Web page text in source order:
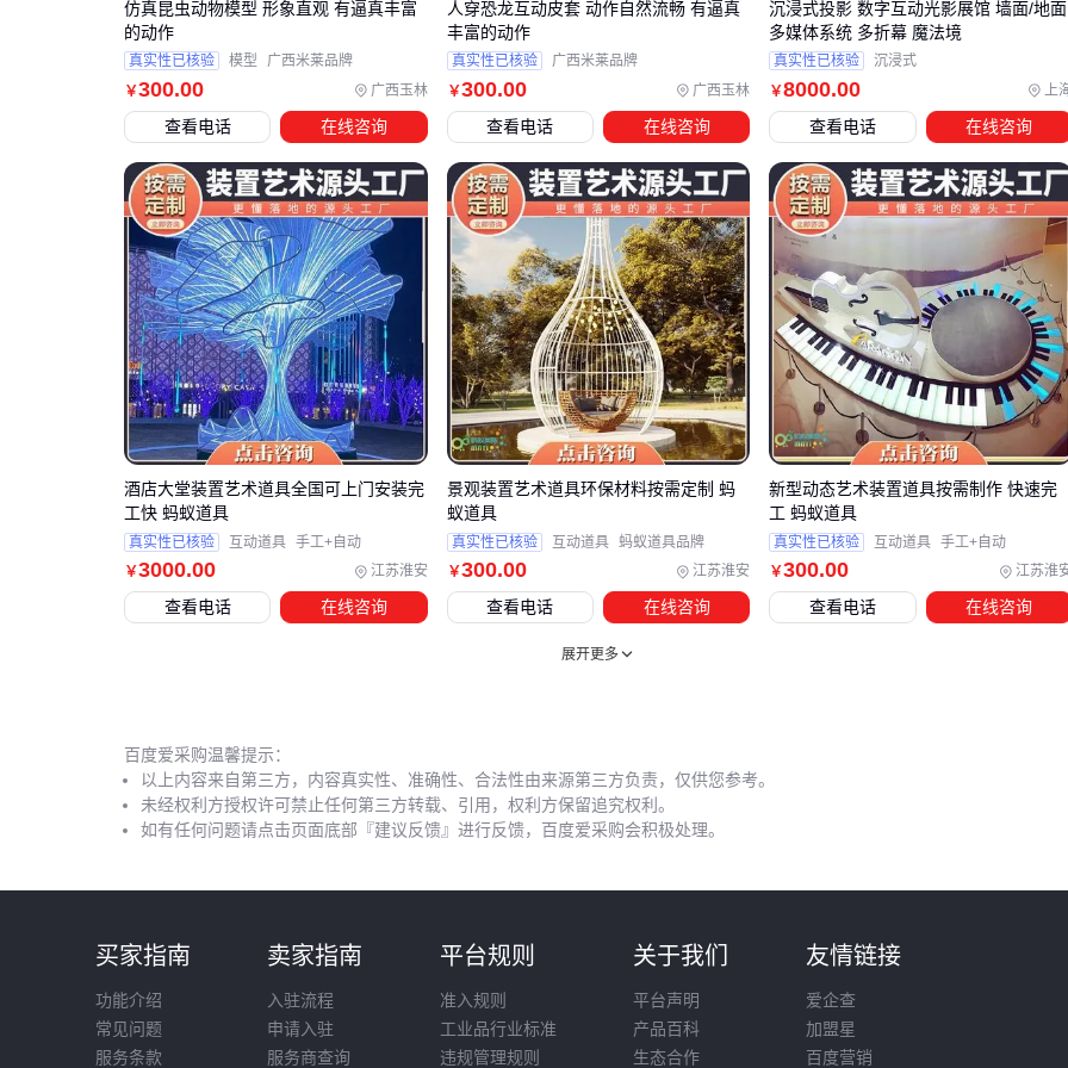
四、航天楼梯道具的灯光与安全配件如何提升场景适配
性？
用往往难以达到理想效果。常见问题是安装后发现灯光氛围不
足或安全防护缺失，导致场景真实感打折扣。
配套设备主要解决两类需求：一是通过航天主题灯光系统
增
强视觉冲击力，二是用防滑垫、扶手等配件确保使用安全。
灯光系统的选择需考虑场景规模和环境光线：
小型室内场景适合集成 楼梯踏步灯
和星空投影灯，避免过
度照明破坏氛围
大型主题公园需搭配轨道灯光系统，通过动态效果模拟太空
舱环境
户外使用应选择防水性能好的户外楼梯亮化 设备
安全配件往往容易被忽视，却是长期使用的关键。
橡胶楼梯防
能适应不同气候条件，而L型台阶防滑条
更适合固
安装场景。不锈钢楼梯扶手配件
不仅提供支撑，其金属质感
也能强化航天主题的工业美学。
五、为什么同样的航天楼梯道具使用寿命差异明显？
运输和存储时的常见失误：
拆卸后未用楼梯防尘罩
包裹，导致积尘影响二次使用效果
搬运时未使用道具运输推车
，造成结构变形
￥300.00 广西玉林
仿真昆虫动物模型 形象直观 有逼真丰富
的动作
真实性已核验 模型 广西米莱品牌
查看电话 在线咨询
￥300.00 广西玉林
人穿恐龙互动皮套 动作自然流畅 有逼真
丰富的动作
真实性已核验 广西米莱品牌
查看电话 在线咨询
￥8000.00 上
沉浸式投影 数字互动光影展馆 墙面/地面
多媒体系统 多折幕 魔法境
真实性已核验 沉浸式
查看电话 在线咨询
￥3000.00 江苏淮安
酒店大堂装置艺术道具全国可上门安装完
工快 蚂蚁道具
真实性已核验 互动道具 手工+自动
查看电话 在线咨询
￥300.00 江苏淮安
景观装置艺术道具环保材料按需定制 蚂
蚁道具
真实性已核验 互动道具 蚂蚁道具品牌
查看电话 在线咨询
￥300.00 江苏淮
新型动态艺术装置道具按需制作 快速完
工 蚂蚁道具
真实性已核验 互动道具 手工+自动
查看电话 在线咨询
展开更多
百度爱采购温馨提示：
以上内容来自第三方，内容真实性、准确性、合法性由来源第三方负责，仅供您参考。
未经权利方授权许可禁止任何第三方转载、引用，权利方保留追究权利。
如有任何问题请点击页面底部『建议反馈』进行反馈，百度爱采购会积极处理。
买家指南
功能介绍
常见问题
服务条款
卖家指南
入驻流程
申请入驻
服务商查询
平台规则
准入规则
工业品行业标准
违规管理规则
关于我们
平台声明
产品百科
生态合作
友情链接
爱企查
加盟星
百度营销